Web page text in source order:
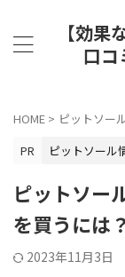
【効
口コ
HOME > ピットソー
PR
ピットソール
ピットソー
を買うには？
2023年11月3日